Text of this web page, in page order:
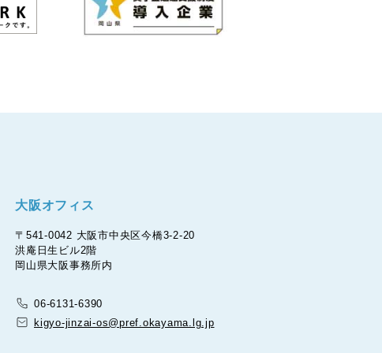
大阪オフィス
〒541-0042 大阪市中央区今橋3-2-20
洪庵日生ビル2階
岡山県大阪事務所内
06-6131-6390
kigyo-jinzai-os@pref.okayama.lg.jp